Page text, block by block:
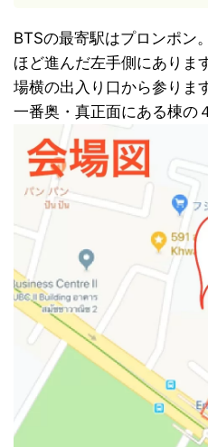
BTSの最寄駅はプロンポン
ほど進んだ左手側にありま
場横の出入り口から参りま
一番奥・真正面にある棟の